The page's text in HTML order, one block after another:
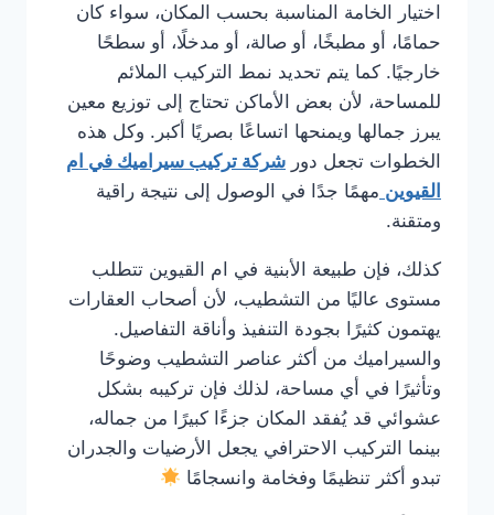
اختيار الخامة المناسبة بحسب المكان، سواء كان
حمامًا، أو مطبخًا، أو صالة، أو مدخلًا، أو سطحًا
خارجيًا. كما يتم تحديد نمط التركيب الملائم
للمساحة، لأن بعض الأماكن تحتاج إلى توزيع معين
يبرز جمالها ويمنحها اتساعًا بصريًا أكبر. وكل هذه
الخطوات تجعل دور شركة تركيب سيراميك في ام
القيوين مهمًا جدًا في الوصول إلى نتيجة راقية
ومتقنة.
كذلك، فإن طبيعة الأبنية في ام القيوين تتطلب
مستوى عاليًا من التشطيب، لأن أصحاب العقارات
يهتمون كثيرًا بجودة التنفيذ وأناقة التفاصيل.
والسيراميك من أكثر عناصر التشطيب وضوحًا
وتأثيرًا في أي مساحة، لذلك فإن تركيبه بشكل
عشوائي قد يُفقد المكان جزءًا كبيرًا من جماله،
بينما التركيب الاحترافي يجعل الأرضيات والجدران
تبدو أكثر تنظيمًا وفخامة وانسجامًا